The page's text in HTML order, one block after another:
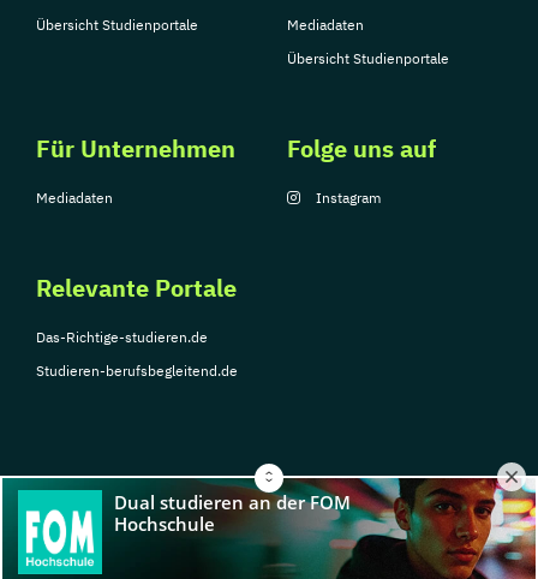
Übersicht Studienportale
Mediadaten
Übersicht Studienportale
Für Unternehmen
Mediadaten
Relevante Portale
Das-Richtige-studieren.de
Studieren-berufsbegleitend.de
Folge uns auf
Instagram
© Copyright 2026, TarGroup Media GmbH
Impressum
Datenschutzerklärung Nutzungsbedingungen